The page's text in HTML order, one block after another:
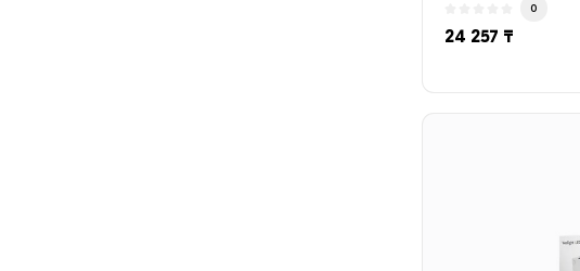
0
24 257 ₸